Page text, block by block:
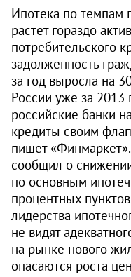
Ипотека по темпам
растет гораздо
потребительского
задолженность
за год выросла на
России уже за 2013
российские банки
кредиты своим
пишет
сообщил о
по основным
процентных
лидерства
не видят
на рынке нового
опасаются роста